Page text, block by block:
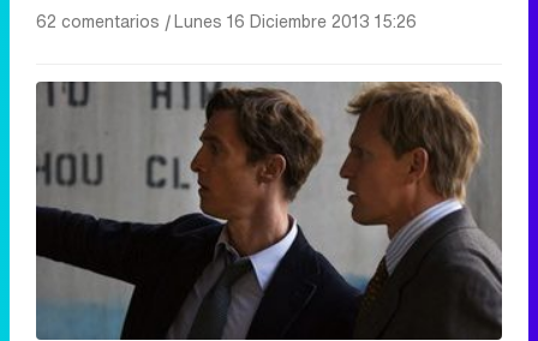
62 comentarios |Lunes 16 Diciembre 2013 15:26